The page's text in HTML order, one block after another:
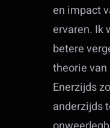
en impact
ervaren. Ik
betere
theorie van
Enerzijds
anderzijds